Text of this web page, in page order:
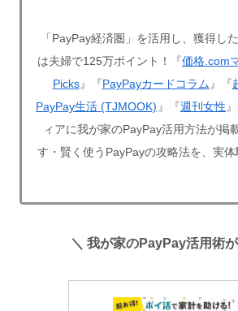
「PayPay経済圏」を活用し、獲得し
は夫婦で125万ポイント！『価格.com
Picks』『PayPayカードコラム 』『
PayPay生活 (TJMOOK) 』『週刊女性
ィアに我が家のPayPay活用方法が掲
す・賢く使うPayPayの攻略法を、実体
＼ 我が家のPayPay活用術